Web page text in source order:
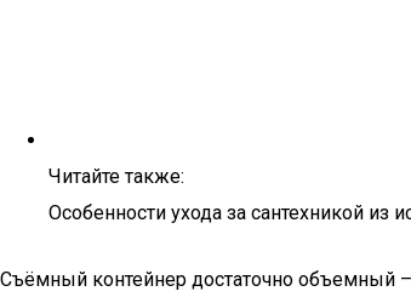
Читайте также:
Особенности ухода за сантехникой из
Съёмный контейнер достаточно объемный –